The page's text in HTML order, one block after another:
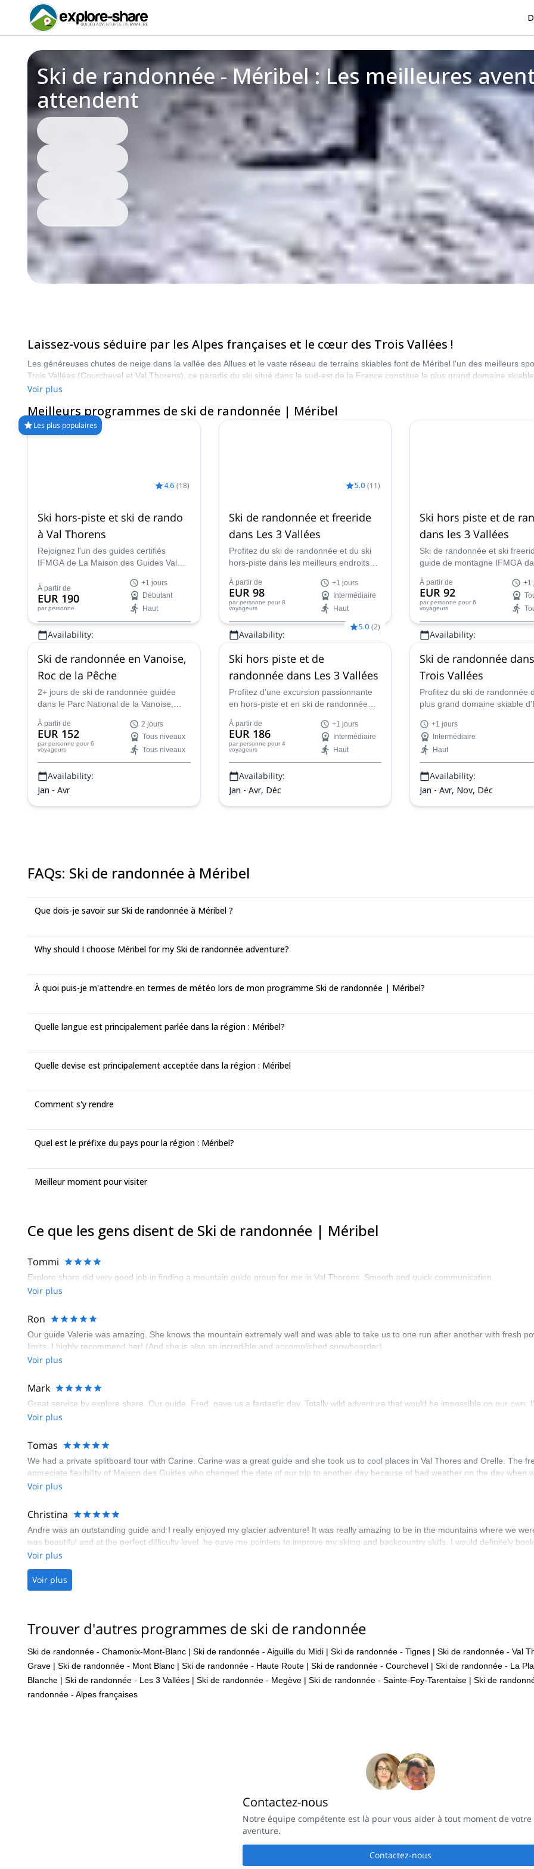
Ski de randonnée - Méribel : Les meilleures
attendent
Laissez-vous séduire par les Alpes françaises et le cœur des Trois Vallées !
Les généreuses chutes de neige dans la vallée des Allues et le vaste réseau de terrains skiables font de Méribel l'un des meilleurs
Trois Vallées (Courchevel et Val Thorens), ce paradis du ski situé dans le sud-est de la France constitue le plus grand domaine
Voir plus
Meilleurs programmes de ski de randonnée | Méribel
Les plus populaires
4.6 (18)
Ski hors-piste et ski de rando
à Val Thorens
Rejoignez l'un des guides certifiés
IFMGA de La Maison des Guides Val
de freeride et de ski de randonnée sur
les majestueuses pentes de Val
Thorens.
À partir de
EUR 190
par personne
+1 jours
Débutant
Haut
Availability:
5.0 (11)
Ski de randonnée et freeride
dans Les 3 Vallées
Profitez du ski de randonnée et du ski
hors-piste dans les meilleurs endroits
Les Ménuires, Méribel) et trouvez les
pentes et la poudreuse les plus
incroyables avec un guide certifié.
À partir de
EUR 98
par personne pour 8
voyageurs
+1 jours
Intermédiaire
Haut
Availability:
Ski hors piste et de
dans les 3 Vallées
Ski de randonnée et ski
guide de montagne IFMGA
: Courchevel, Méribel, Val
Saint Martin de Belleville, Les
La Tania...
À partir de
EUR 92
par personne pour 6
voyageurs
+1
Availability:
Ski de randonnée en Vanoise,
Roc de la Pêche
2+ jours de ski de randonnée guidée
dans le Parc National de la Vanoise,
Pêche, avec Sébastien, guide de
montagne IFMGA.
À partir de
EUR 152
par personne pour 6
voyageurs
2 jours
Tous niveaux
Tous niveaux
Availability:
Jan - Avr
5.0 (2)
Ski hors piste et de
randonnée dans Les 3 Vallées
Profitez d'une excursion passionnante
en hors-piste et en ski de randonnée
domaine skiable du monde, en
compagnie d'un guide de montagne de
l'IFMGA.
À partir de
EUR 186
par personne pour 4
voyageurs
+1 jours
Intermédiaire
Haut
Availability:
Jan - Avr, Déc
Ski de randonnée
Trois Vallées
Profitez du ski de randonnée
plus grand domaine skiable
jours aux Trois Vallées mené
Antonin, Aspirant Guide
conduira à travers Val Thorens,
Courchevel et Méribel.
+1 jours
Intermédiaire
Haut
Availability:
Jan - Avr, Nov, Déc
FAQs: Ski de randonnée à Méribel
Que dois-je savoir sur Ski de randonnée à Méribel ?
Why should I choose Méribel for my Ski de randonnée adventure?
À quoi puis-je m'attendre en termes de météo lors de mon programme Ski de randonnée | Méribel?
Quelle langue est principalement parlée dans la région : Méribel?
Quelle devise est principalement acceptée dans la région : Méribel
Comment s'y rendre
Quel est le préfixe du pays pour la région : Méribel?
Meilleur moment pour visiter
Ce que les gens disent de Ski de randonnée | Méribel
Tommi
Explore share did very good job in finding a mountain guide group for me in Val Thorens. Smooth and quick communication.
Voir plus
Ron
Our guide Valerie was amazing. She knows the mountain extremely well and was able to take us to one run after another with fresh
limits. I highly recommend her! (And she is also an incredible and accomplished snowboarder).
Voir plus
Mark
Great service by explore share. Our guide, Fred, gave us a fantastic day. Totally wild adventure that would be impossible on our own.
Voir plus
Tomas
We had a private splitboard tour with Carine. Carine was a great guide and she took us to cool places in Val Thores and Orelle. The
appreciate flexibility of Maison des Guides who changed the date of our trip to another day because of bad weather on the day when
Voir plus
Christina
Andre was an outstanding guide and I really enjoyed my glacier adventure! It was really amazing to be in the mountains where we
was beautiful and at the perfect difficulty level, he gave me pointers to improve my skiing and backcountry skills. I would definitely
Voir plus
Voir plus
Trouver d'autres programmes de ski de randonnée
Ski de randonnée - Chamonix-Mont-Blanc | Ski de randonnée - Aiguille du Midi | Ski de randonnée - Tignes | Ski de randonnée - Val
Grave | Ski de randonnée - Mont Blanc | Ski de randonnée - Haute Route | Ski de randonnée - Courchevel | Ski de randonnée - La
Blanche | Ski de randonnée - Les 3 Vallées | Ski de randonnée - Megève | Ski de randonnée - Sainte-Foy-Tarentaise | Ski de
randonnée - Alpes françaises
Contactez-nous
Notre équipe compétente est là pour vous aider à tout moment de votre
aventure.
Contactez-nous